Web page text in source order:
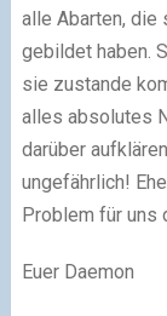
alle Abarten, die
gebildet haben.
sie zustande
alles absolutes
darüber
ungefährlich!
Problem für uns
Euer Daemon